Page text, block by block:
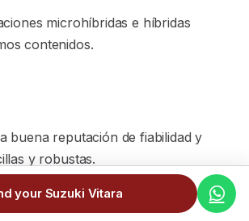
microhíbridas e híbridas
contenidos.
buena reputación de fiabilidad y
y robustas.
your Suzuki Vitara